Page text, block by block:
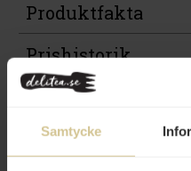
Samtycke
Produktfakta
Prishistorik